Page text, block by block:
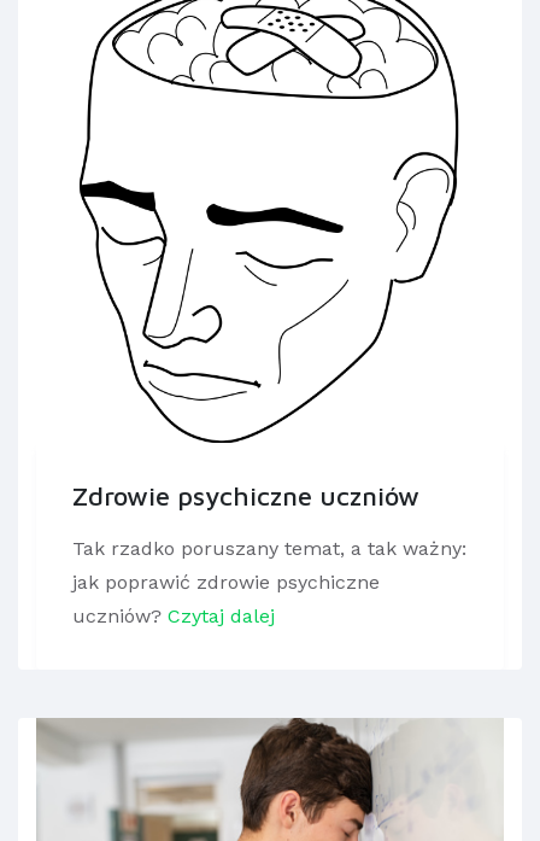
Zdrowie psychiczne uczniów
Tak rzadko poruszany temat, a tak ważny:
jak poprawić zdrowie psychiczne
uczniów? Czytaj dalej